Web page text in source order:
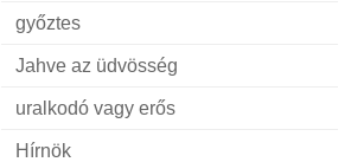
győztes
Jahve az üdvösség
uralkodó vagy erős
Hírnök